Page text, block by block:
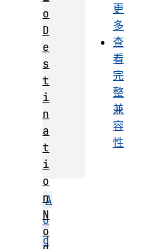
更
多
查
看
完
整
兼
容
性
A
u
d
o
D
e
s
t
i
n
a
t
i
o
n
N
o